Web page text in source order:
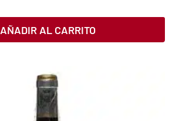
AÑADIR AL CARRITO